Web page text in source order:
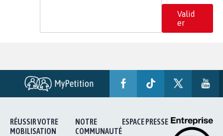
Valid
er
RÉUSSIR VOTRE
MOBILISATION
NOTRE
COMMUNAUTÉ
ESPACE PRESSE